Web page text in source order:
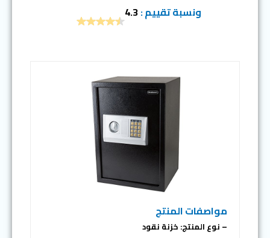
ونسبة تقييم :4.3
مواصفات المنتج
– نوع المنتج: خزنة نقود